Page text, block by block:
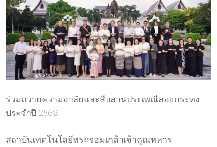
ร่วมถวายความอาลัยและสืบสานประเพณีลอยกระทง
ประจำปี 2568
สถาบันเทคโนโลยีพระจอมเกล้าเจ้าคุณทหาร